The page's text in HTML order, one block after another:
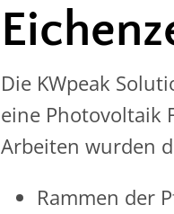
Die KWpeak
eine Photovoltaik
Arbeiten wurden
Rammen der